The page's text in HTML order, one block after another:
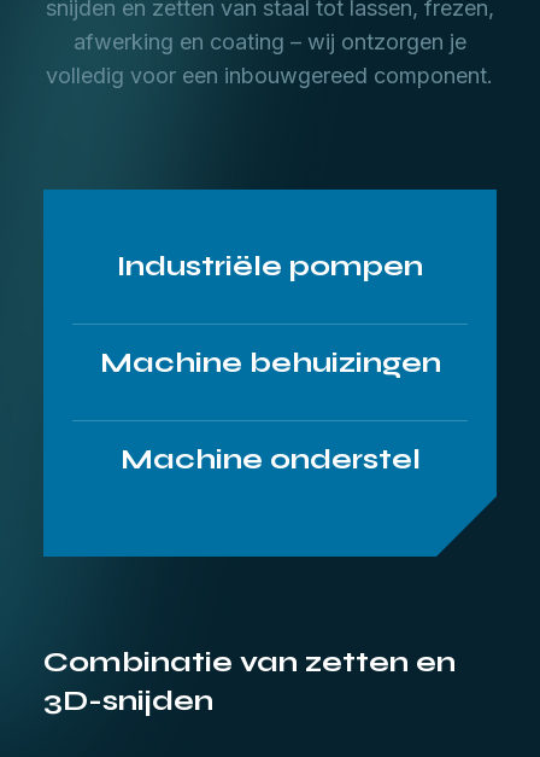
snijden en zetten van staal tot lassen, frezen,
afwerking en coating – wij ontzorgen je
volledig voor een inbouwgereed component.
Industriële pompen
Machine behuizingen
Machine onderstel
Combinatie van zetten en
3D-snijden